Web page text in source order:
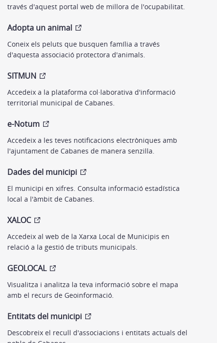
través d'aquest portal web de millora de l'ocupabilitat.
Adopta un animal
Coneix els peluts que busquen família a través
d'aquesta associació protectora d'animals.
SITMUN
Accedeix a la plataforma col·laborativa d'informació
territorial municipal de Cabanes.
e-Notum
Accedeix a les teves notificacions electròniques amb
l'ajuntament de Cabanes de manera senzilla.
Dades del municipi
El municipi en xifres. Consulta informació estadística
local a l'àmbit de Cabanes.
XALOC
Accedeix al web de la Xarxa Local de Municipis en
relació a la gestió de tributs municipals.
GEOLOCAL
Visualitza i analitza la teva informació sobre el mapa
amb el recurs de Geoinformació.
Entitats del municipi
Descobreix el recull d'associacions i entitats actuals del